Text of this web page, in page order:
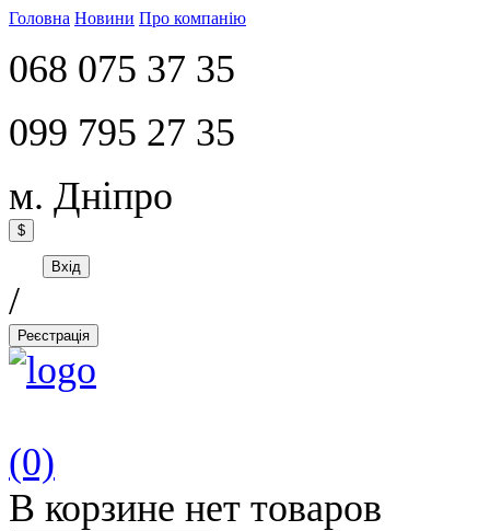
Головна Новини Про компанію
068 075 37 35
099 795 27 35
м. Дніпро
$
Вхід
/
Реєстрація
(0)
В корзине нет товаров